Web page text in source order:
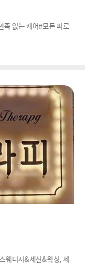
족 없는 케어#모든 피로
웨디시&세신&왁싱, 세